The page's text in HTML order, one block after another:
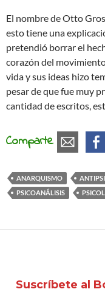
El nombre de Otto
esto tiene una
pretendió borrar el
corazón del
vida y sus ideas hizo
pesar de que fue muy
cantidad de escritos,
Comparte
ANARQUISMO
PSICOANÁLISIS
Suscríbete al